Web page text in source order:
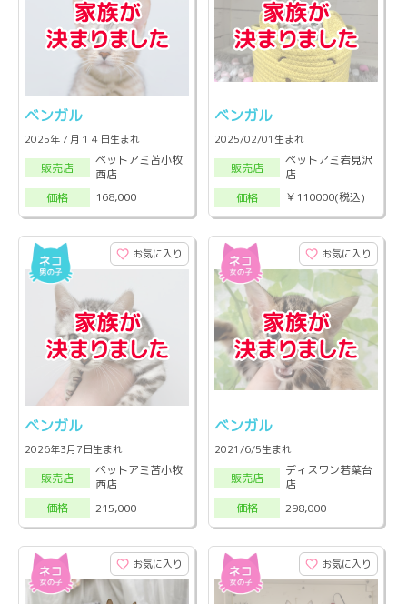
ベンガル
2025年７月１４日生まれ
販売店
ペットアミ苫小牧
西店
価格
168,000
ベンガル
2025/02/01生まれ
販売店
ペットアミ岩見沢
店
価格
￥110000(税込)
お気に入り
ベンガル
2026年3月7日生まれ
販売店
ペットアミ苫小牧
西店
価格
215,000
お気に入り
ベンガル
2021/6/5生まれ
販売店
ディスワン若葉台
店
価格
298,000
お気に入り お気に入り